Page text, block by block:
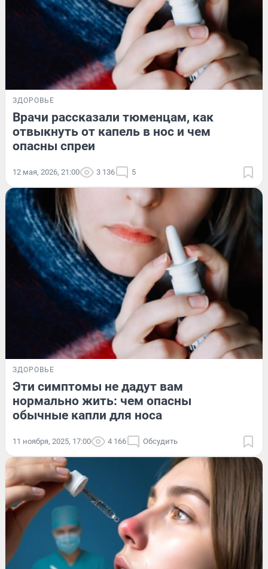
ЗДОРОВЬЕ
Врачи рассказали тюменцам, как
отвыкнуть от капель в нос и чем
опасны спреи
12 мая, 2026, 21:00 3 136 5
ЗДОРОВЬЕ
Эти симптомы не дадут вам
нормально жить: чем опасны
обычные капли для носа
11 ноября, 2025, 17:00 4 166 Обсудить